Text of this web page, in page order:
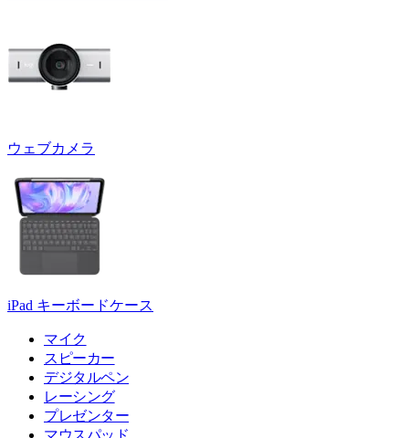
ウェブカメラ
iPad キーボードケース
マイク
スピーカー
デジタルペン
レーシング
プレゼンター
マウスパッド